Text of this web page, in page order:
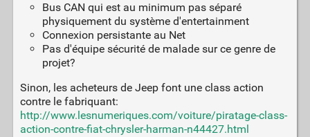
Bus CAN qui est au minimum pas séparé
physiquement du système d'entertainment
Connexion persistante au Net
Pas d'équipe sécurité de malade sur ce genre de
projet?
Sinon, les acheteurs de Jeep font une class action
contre le fabriquant:
http://www.lesnumeriques.com/voiture/piratage-class-
action-contre-fiat-chrysler-harman-n44427.html